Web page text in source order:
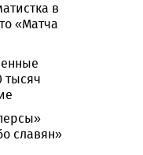
в
«Матча
тысяч
славян»